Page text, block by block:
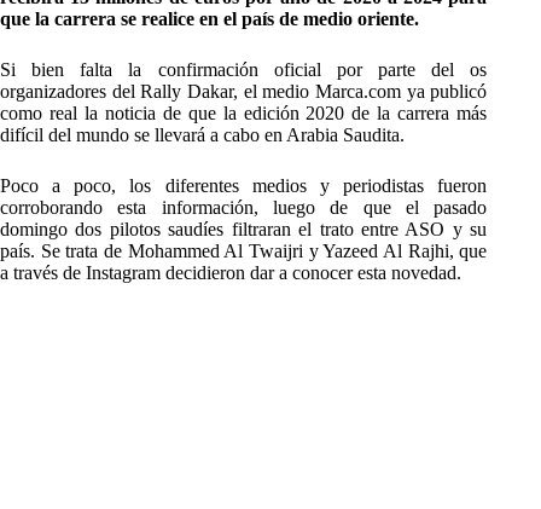
que la carrera se realice en el país de medio oriente.
Si bien falta la confirmación oficial por parte del os
organizadores del Rally Dakar, el medio Marca.com ya publicó
como real la noticia de que la edición 2020 de la carrera más
difícil del mundo se llevará a cabo en Arabia Saudita.
Poco a poco, los diferentes medios y periodistas fueron
corroborando esta información, luego de que el pasado
domingo dos pilotos saudíes filtraran el trato entre ASO y su
país. Se trata de Mohammed Al Twaijri y Yazeed Al Rajhi, que
a través de Instagram decidieron dar a conocer esta novedad.